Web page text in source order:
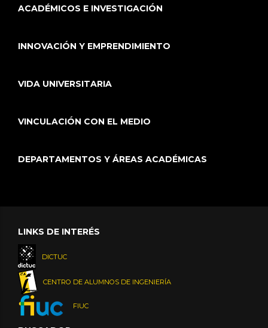
ACADÉMICOS E INVESTIGACIÓN
INNOVACIÓN Y EMPRENDIMIENTO
VIDA UNIVERSITARIA
VINCULACIÓN CON EL MEDIO
DEPARTAMENTOS Y ÁREAS ACADÉMICAS
LINKS DE INTERÉS
DICTUC
CENTRO DE ALUMNOS DE INGENIERÍA
FIUC